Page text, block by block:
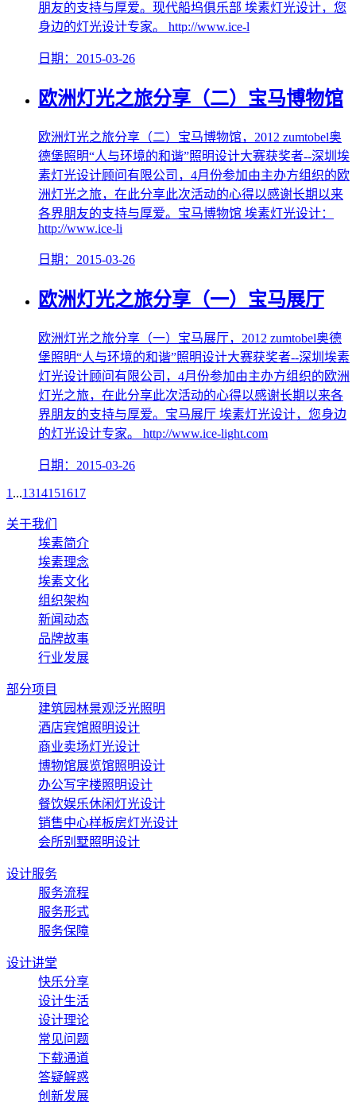
朋友的支持与厚爱。现代船坞俱乐部 埃素灯光设计，您
身边的灯光设计专家。 http://www.ice-l
日期：2015-03-26
欧洲灯光之旅分享（二）宝马博物馆
欧洲灯光之旅分享（二）宝马博物馆，2012 zumtobel奥
德堡照明“人与环境的和谐”照明设计大赛获奖者--深圳埃
素灯光设计顾问有限公司，4月份参加由主办方组织的欧
洲灯光之旅，在此分享此次活动的心得以感谢长期以来
各界朋友的支持与厚爱。宝马博物馆 埃素灯光设计：
http://www.ice-li
日期：2015-03-26
欧洲灯光之旅分享（一）宝马展厅
欧洲灯光之旅分享（一）宝马展厅，2012 zumtobel奥德
堡照明“人与环境的和谐”照明设计大赛获奖者--深圳埃素
灯光设计顾问有限公司，4月份参加由主办方组织的欧洲
灯光之旅，在此分享此次活动的心得以感谢长期以来各
界朋友的支持与厚爱。宝马展厅 埃素灯光设计，您身边
的灯光设计专家。 http://www.ice-light.com
日期：2015-03-26
1 ...1314151617
关于我们
埃素简介
埃素理念
埃素文化
组织架构
新闻动态
品牌故事
行业发展
部分项目
建筑园林景观泛光照明
酒店宾馆照明设计
商业卖场灯光设计
博物馆展览馆照明设计
办公写字楼照明设计
餐饮娱乐休闲灯光设计
销售中心样板房灯光设计
会所别墅照明设计
设计服务
服务流程
服务形式
服务保障
设计讲堂
快乐分享
设计生活
设计理论
常见问题
下载通道
答疑解惑
创新发展